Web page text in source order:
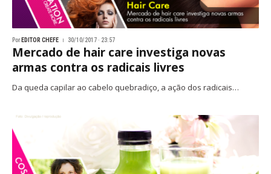
Por EDITOR CHEFE 30/10/2017 · 23:57
Mercado de hair care investiga novas
armas contra os radicais livres
Da queda capilar ao cabelo quebradiço, a ação dos radicais…